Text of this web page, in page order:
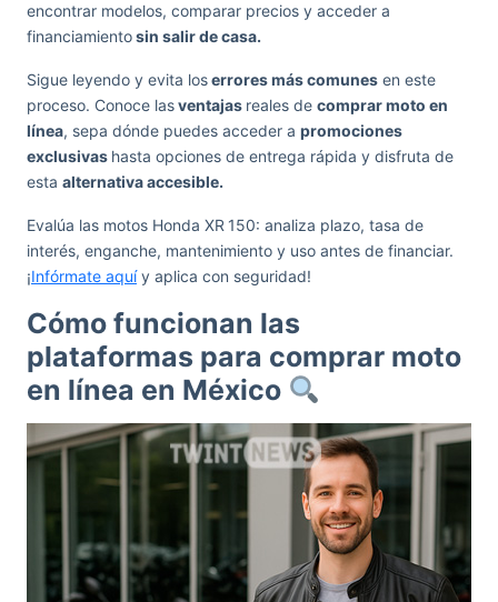
encontrar modelos, comparar precios y acceder a
financiamientosin salir de casa.
Sigue leyendo y evita loserrores más comunes en este
proceso. Conoce lasventajas reales de comprar moto en
línea, sepa dónde puedes acceder a promociones
exclusivas hasta opciones de entrega rápida y disfruta de
esta alternativa accesible.
Evalúa las motos Honda XR 150: analiza plazo, tasa de
interés, enganche, mantenimiento y uso antes de financiar.
¡Infórmate aquíy aplica con seguridad!
Cómo funcionan las
plataformas para comprar moto
en línea en México